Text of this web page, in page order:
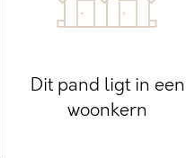
Dit pand ligt in een
woonkern